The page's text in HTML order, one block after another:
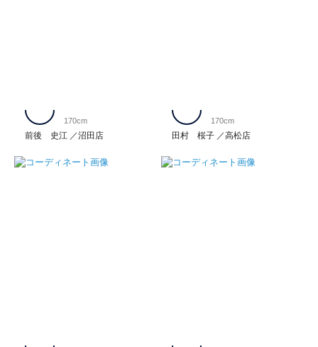
前後 史江 沼田店
170cm
田村 桜子 高松店
170cm